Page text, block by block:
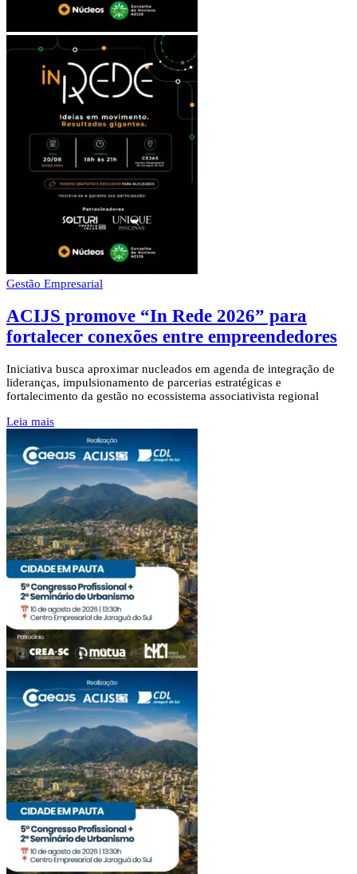
Gestão Empresarial
ACIJS promove “In Rede 2026” para
fortalecer conexões entre empreendedores
Iniciativa busca aproximar nucleados em agenda de integração de
lideranças, impulsionamento de parcerias estratégicas e
fortalecimento da gestão no ecossistema associativista regional
Leia mais